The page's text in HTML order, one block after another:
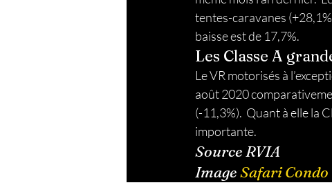
Énergie Solaire pour VR Sur la route
Art de vivre
tentes-caravanes
baisse est de 17,7%.
Les Classe A
Le VR motorisés à
août 2020
(-11,3%).  Quant à elle la
importante.
Source RVIA
Image Safari Condo